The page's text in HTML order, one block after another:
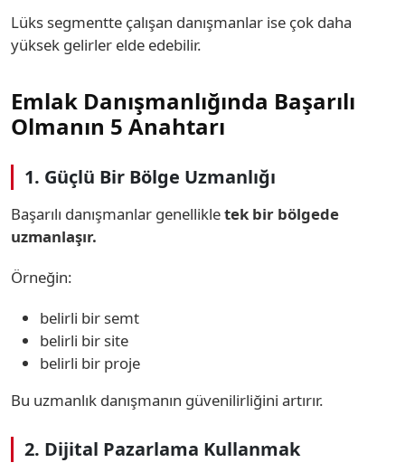
Lüks segmentte çalışan danışmanlar ise çok daha
yüksek gelirler elde edebilir.
Emlak Danışmanlığında Başarılı
Olmanın 5 Anahtarı
1. Güçlü Bir Bölge Uzmanlığı
Başarılı danışmanlar genellikletek bir bölgede
uzmanlaşır.
Örneğin:
belirli bir semt
belirli bir site
belirli bir proje
Bu uzmanlık danışmanın güvenilirliğini artırır.
2. Dijital Pazarlama Kullanmak